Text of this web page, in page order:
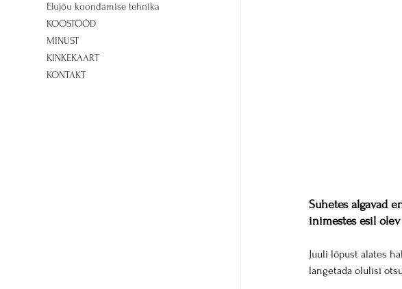
Elujõu koondamise tehnika
KOOSTÖÖD
MINUST
KINKEKAART
KONTAKT
Suhetes algavad
inimestes esil olev
Juuli lõpust alates
langetada olulisi